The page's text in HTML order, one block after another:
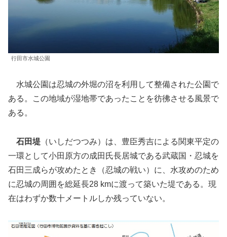
行田市水城公園
水城公園は忍城の外堀の沼を利用して整備された公園で
ある。この地域が湿地帯であったことを彷彿させる風景で
ある。
石田堤 （いしだつつみ）は、豊臣秀吉による関東平定の
一環として小田原方の成田氏長居城である武蔵国・忍城を
石田三成らが攻めたとき（忍城の戦い）に、水攻めのため
に忍城の周囲を総延長28 kmに渡って築いた堤である。現
在はわずか数十メートルしか残っていない。